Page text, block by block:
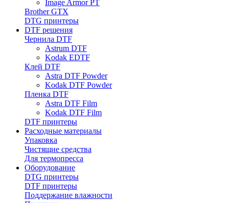
Image Armor PT
Brother GTX
DTG принтеры
DTF решения
Чернила DTF
Astrum DTF
Kodak EDTF
Клей DTF
Astra DTF Powder
Kodak DTF Powder
Пленка DTF
Astra DTF Film
Kodak DTF Film
DTF принтеры
Расходные материалы
Упаковка
Чистящие средства
Для термопресса
Оборудование
DTG принтеры
DTF принтеры
Поддержание влажности